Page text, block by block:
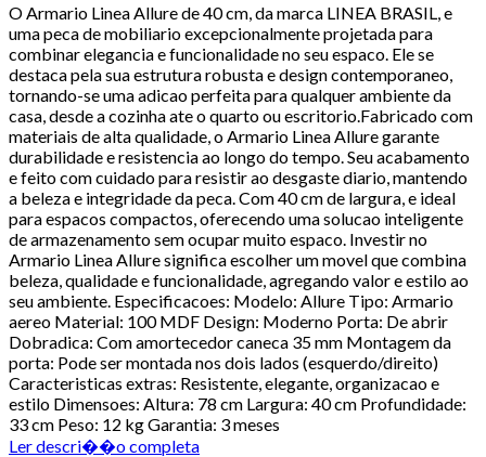
O Armario Linea Allure de 40 cm, da marca LINEA BRASIL, e
uma peca de mobiliario excepcionalmente projetada para
combinar elegancia e funcionalidade no seu espaco. Ele se
destaca pela sua estrutura robusta e design contemporaneo,
tornando-se uma adicao perfeita para qualquer ambiente da
casa, desde a cozinha ate o quarto ou escritorio.Fabricado com
materiais de alta qualidade, o Armario Linea Allure garante
durabilidade e resistencia ao longo do tempo. Seu acabamento
e feito com cuidado para resistir ao desgaste diario, mantendo
a beleza e integridade da peca. Com 40 cm de largura, e ideal
para espacos compactos, oferecendo uma solucao inteligente
de armazenamento sem ocupar muito espaco. Investir no
Armario Linea Allure significa escolher um movel que combina
beleza, qualidade e funcionalidade, agregando valor e estilo ao
seu ambiente. Especificacoes: Modelo: Allure Tipo: Armario
aereo Material: 100 MDF Design: Moderno Porta: De abrir
Dobradica: Com amortecedor caneca 35 mm Montagem da
porta: Pode ser montada nos dois lados (esquerdo/direito)
Caracteristicas extras: Resistente, elegante, organizacao e
estilo Dimensoes: Altura: 78 cm Largura: 40 cm Profundidade:
33 cm Peso: 12 kg Garantia: 3 meses
Ler descri��o completa